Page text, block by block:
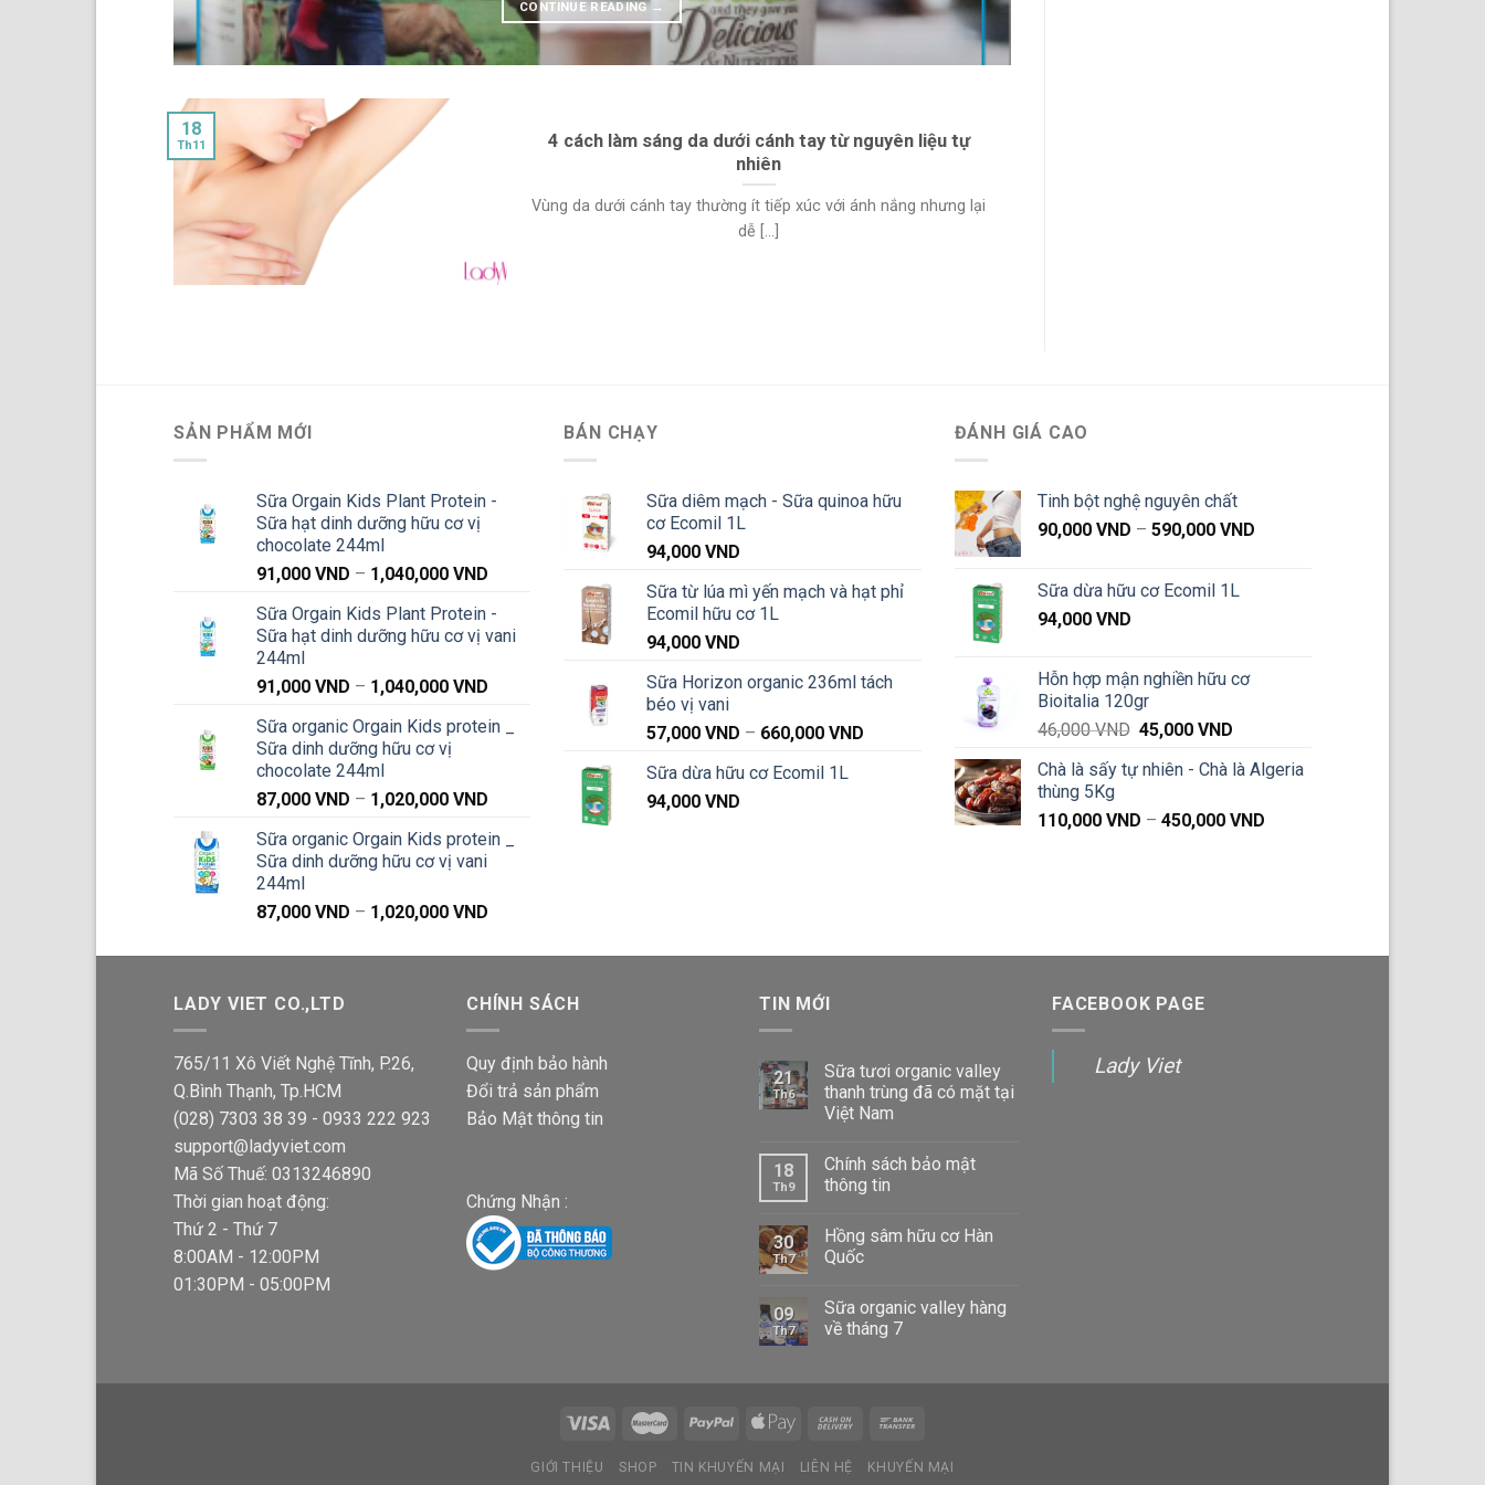
CONTINUE READING→
4 cách làm sáng da dưới cánh tay từ nguyên liệu tự
nhiên
Vùng da dưới cánh tay thường ít tiếp xúc với ánh nắng nhưng lại
dễ [...]
18
Th11
SẢN PHẨM MỚI
Sữa Orgain Kids Plant Protein -
Sữa hạt dinh dưỡng hữu cơ vị
chocolate 244ml
91,000 VND – 1,040,000 VND
từ
91,000 VND
1,040,000 VND
Sữa Orgain Kids Plant Protein -
Sữa hạt dinh dưỡng hữu cơ vị vani
244ml
91,000 VND – 1,040,000 VND
từ
1,040,000 VND
Sữa organic Orgain Kids protein _
Sữa dinh dưỡng hữu cơ vị
chocolate 244ml
87,000 VND – 1,020,000 VND
từ
Sữa organic Orgain Kids protein _
Sữa dinh dưỡng hữu cơ vị vani
244ml
87,000 VND – 1,020,000 VND
từ
đến
1,020,000 VND
BÁN CHẠY
Sữa diêm mạch - Sữa quinoa hữu
cơ Ecomil 1L
94,000VND
Sữa từ lúa mì yến mạch và hạt phỉ
Ecomil hữu cơ 1L
94,000VND
Sữa Horizon organic 236ml tách
béo vị vani
57,000VND – 660,000VND
57,000 VND
Sữa dừa hữu cơ Ecomil 1L
94,000VND
ĐÁNH GIÁ CAO
Tinh bột nghệ nguyên chất
90,000 VND – 590,000 VNDKhoảng
Sữa dừa hữu cơ Ecomil 1L
94,000 VND
Hỗn hợp mận nghiền hữu cơ
Bioitalia 120gr
46,000VND Giá
là:
45,000VND
tại
45,000 VND.
Chà là sấy tự nhiên - Chà là Algeria
thùng 5Kg
110,000 VND – 450,000 VNDKhoảng
LADY VIET CO.,LTD
765/11 Xô Viết Nghệ Tĩnh, P.26,
Q.Bình Thạnh, Tp.HCM
(028) 7303 38 39 - 0933 222 923
support@ladyviet.com
Mã Số Thuế: 0313246890
Thời gian hoạt động:
Thứ 2 - Thứ 7
8:00AM - 12:00PM
01:30PM - 05:00PM
CHÍNH SÁCH
Quy định bảo hành
Đổi trả sản phẩm
Bảo Mật thông tin
Chứng Nhận :
TIN MỚI
21
Th6
Sữa tươi organic valley
thanh trùng đã có mặt tại
Việt Nam
18
Th9
Chính sách bảo mật
thông tin
30
Th7
Hồng sâm hữu cơ Hàn
Quốc
09
Th7
Sữa organic valley hàng
về tháng 7
FACEBOOK PAGE
Lady Viet
GIỚI THIỆU SHOP TIN KHUYẾN MẠI LIÊN HỆ KHUYẾN MẠI